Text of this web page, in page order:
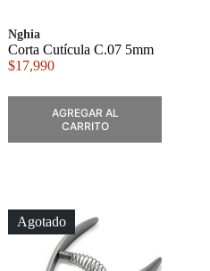
Nghia
Corta Cutícula C.07 5mm
$17,990
AGREGAR AL
CARRITO
Agotado